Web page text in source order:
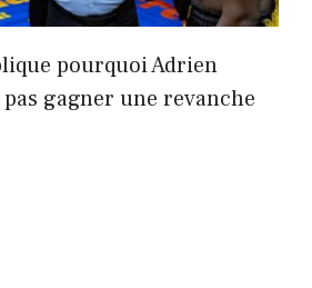
pourquoi Adrien
gagner une revanche